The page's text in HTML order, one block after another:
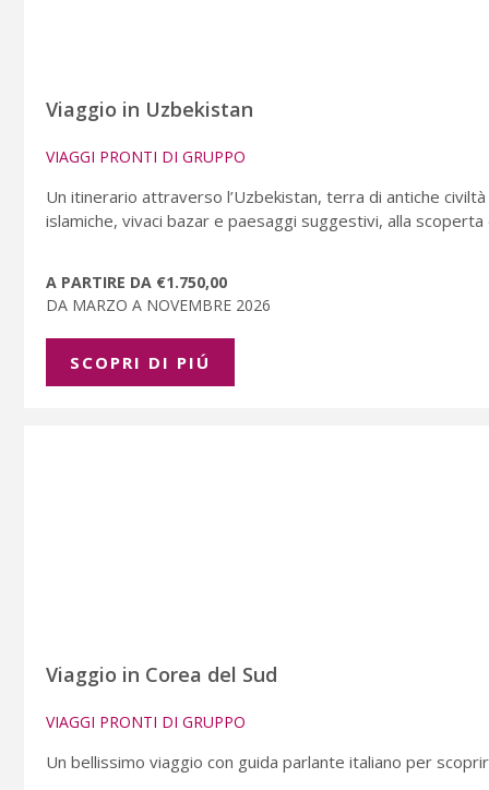
Viaggio in Uzbekistan
VIAGGI PRONTI DI GRUPPO
Un itinerario attraverso l’Uzbekistan, terra di antiche
islamiche, vivaci bazar e paesaggi suggestivi, alla
A PARTIRE DA €1.750,00
DA MARZO A NOVEMBRE 2026
SCOPRI DI PIÚ
Viaggio in Corea del Sud
VIAGGI PRONTI DI GRUPPO
Un bellissimo viaggio con guida parlante italiano per